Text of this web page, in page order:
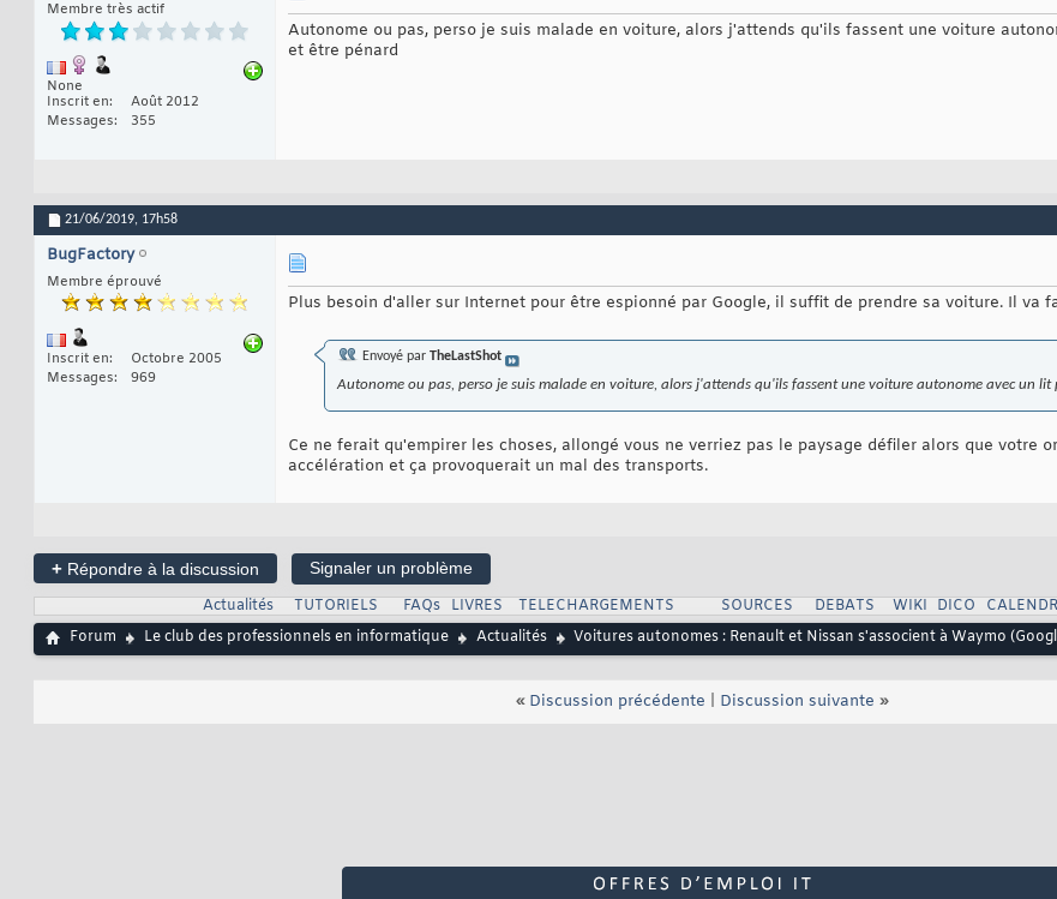
Membre très actif
None
Inscrit en
Août 2012
Messages
355
Autonome ou pas, perso je suis malade en voiture, alors j'attends qu'ils fassent une voiture
et être pénard
21/06/2019, 17h58
BugFactory
Membre éprouvé
Inscrit en
Octobre 2005
Messages
969
Plus besoin d'aller sur Internet pour être espionné par Google, il suffit de prendre sa voiture. Il va
Envoyé par TheLastShot
Autonome ou pas, perso je suis malade en voiture, alors j'attends qu'ils fassent une voiture autonome avec un
Ce ne ferait qu'empirer les choses, allongé vous ne verriez pas le paysage défiler alors que votre
accélération et ça provoquerait un mal des transports.
+ Répondre à la discussion
Signaler un problème
Actualités
TUTORIELS FAQs LIVRES TELECHARGEMENTS SOURCES DEBATS WIKI DICO
Forum
Le club des professionnels en informatique Actualités Voitures autonomes : Renault et Nissan s'associent à Waymo
« Discussion précédente Discussion suivante »